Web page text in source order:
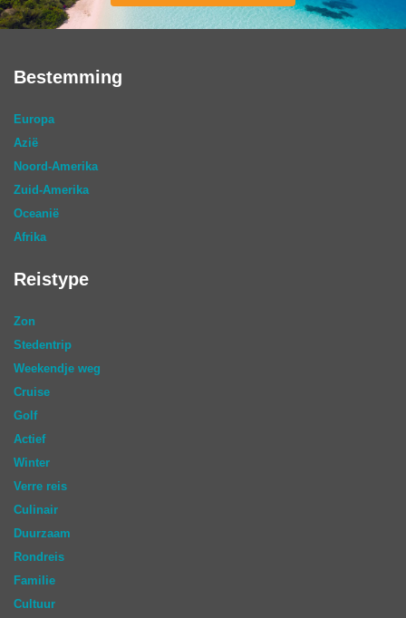
Bestemming
Europa
Azië
Noord-Amerika
Zuid-Amerika
Oceanië
Afrika
Reistype
Zon
Stedentrip
Weekendje weg
Cruise
Golf
Actief
Winter
Verre reis
Culinair
Duurzaam
Rondreis
Familie
Cultuur